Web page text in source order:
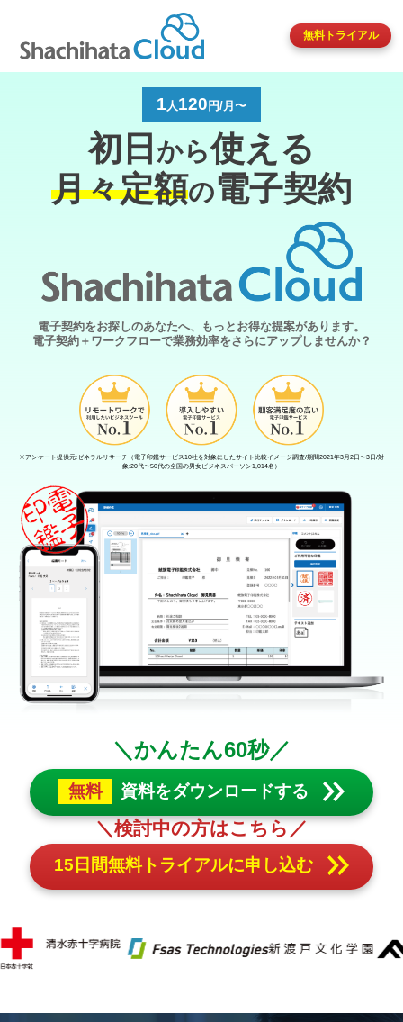
無料トライアル
1人120 円/月〜
初日 から使える
月々定額の電子契約
電子契約をお探しのあなたへ、もっとお得な提案があります。
電子契約＋ワークフローで業務効率をさらにアップしませんか？
※アンケート提供元:ゼネラルリサーチ（電子印鑑サービス10社を対象にしたサイト比較イメージ調査/期間2021年3月2日〜3日/対
象:20代〜50代の全国の男女ビジネスパーソン1,014名）
＼かんたん60秒／
無料 資料をダウンロードする
＼検討中の方はこちら／
15日間無料トライアルに申し込む